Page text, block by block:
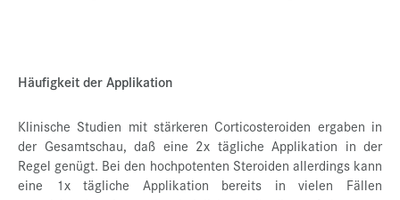
Häufigkeit der Applikation
Klinische Studien mit stärkeren Corticosteroiden ergaben in
der Gesamtschau, daß eine 2x tägliche Applikation in der
Regel genügt. Bei den hochpotenten Steroiden allerdings kann
eine 1x tägliche Applikation bereits in vielen Fällen